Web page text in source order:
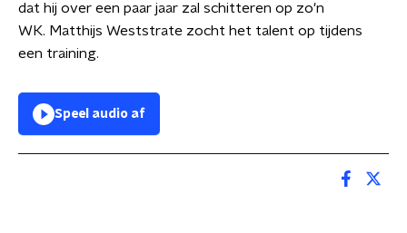
dat hij over een paar jaar zal schitteren op zo'n
WK. Matthijs Weststrate zocht het talent op tijdens
een training.
Speel audio af